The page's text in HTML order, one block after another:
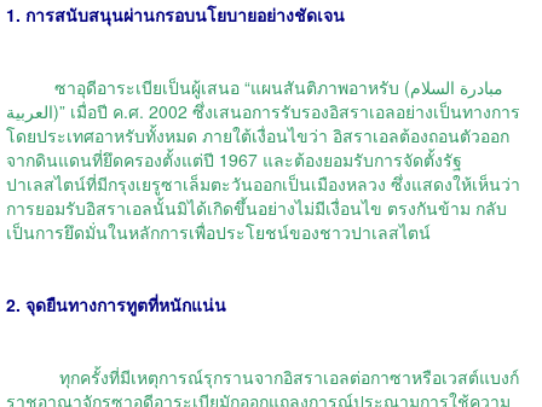
1. การสนับสนุนผ่านกรอบนโยบายอย่างชัดเจน
ซาอุดีอาระเบียเป็นผู้เสนอ “แผนสันติภาพอาหรับ (مبادرة السلام
العربية)” เมื่อปี ค.ศ. 2002 ซึ่งเสนอการรับรองอิสราเอลอย่างเป็นทางการ
โดยประเทศอาหรับทั้งหมด ภายใต้เงื่อนไขว่า อิสราเอลต้องถอนตัวออก
จากดินแดนที่ยึดครองตั้งแต่ปี 1967 และต้องยอมรับการจัดตั้งรัฐ
ปาเลสไตน์ที่มีกรุงเยรูซาเล็มตะวันออกเป็นเมืองหลวง ซึ่งแสดงให้เห็นว่า
การยอมรับอิสราเอลนั้นมิได้เกิดขึ้นอย่างไม่มีเงื่อนไข ตรงกันข้าม กลับ
เป็นการยึดมั่นในหลักการเพื่อประโยชน์ของชาวปาเลสไตน์
2. จุดยืนทางการทูตที่หนักแน่น
ทุกครั้งที่มีเหตุการณ์รุกรานจากอิสราเอลต่อกาซาหรือเวสต์แบงก์
ราชอาณาจักรซาอุดีอาระเบียมักออกแถลงการณ์ประณามการใช้ความ